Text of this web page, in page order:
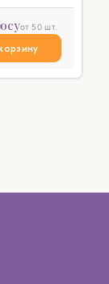
от 50 шт.